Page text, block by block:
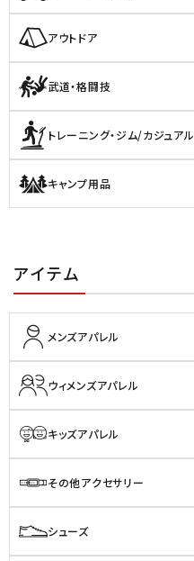
アウトドア
武道・格闘技
トレーニング・ジム/カジュアル
キャンプ用品
アイテム
メンズアパレル
ウィメンズアパレル
キッズアパレル
その他アクセサリー
シューズ